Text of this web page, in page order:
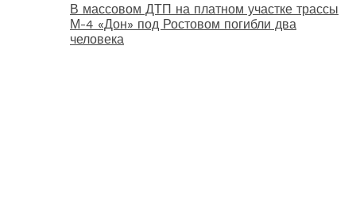
В массовом ДТП на платном участке трассы
М-4 «Дон» под Ростовом погибли два
человека